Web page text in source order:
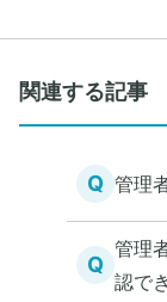
関連する記事
Q 管理
Q
管理
認で